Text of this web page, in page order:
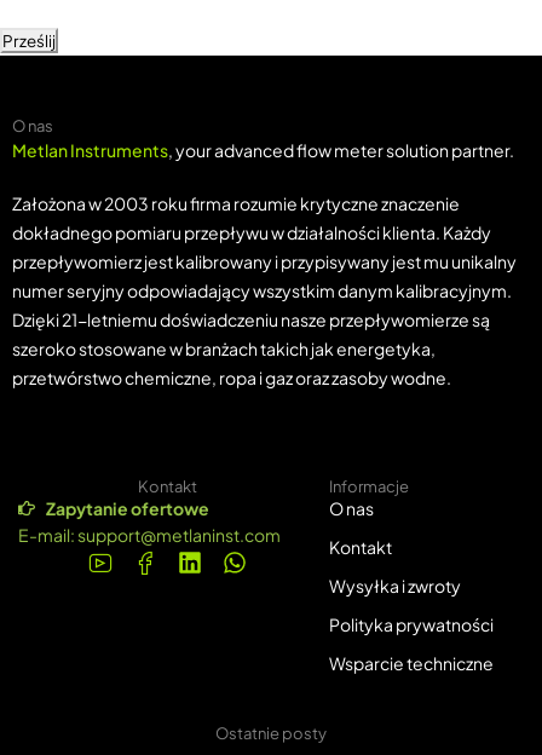
Prześlij
O nas
Metlan Instruments, your advanced flow meter solution partner.
Założona w 2003 roku firma rozumie krytyczne znaczenie
dokładnego pomiaru przepływu w działalności klienta. Każdy
przepływomierz jest kalibrowany i przypisywany jest mu unikalny
numer seryjny odpowiadający wszystkim danym kalibracyjnym.
Dzięki 21-letniemu doświadczeniu nasze przepływomierze są
szeroko stosowane w branżach takich jak energetyka,
przetwórstwo chemiczne, ropa i gaz oraz zasoby wodne.
Kontakt
Zapytanie ofertowe
E-mail:support@metlaninst.com
Informacje
O nas
Kontakt
Wysyłka i zwroty
Polityka prywatności
Wsparcie techniczne
Ostatnie posty